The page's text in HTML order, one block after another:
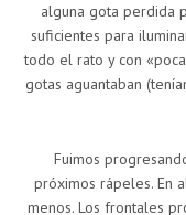
alguna gota perdida
suficientes para
todo el rato y con
gotas aguantaban
Fuimos
próximos rápeles. En
menos. Los frontales